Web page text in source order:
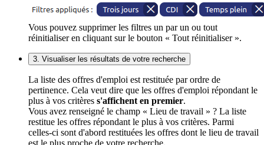
Vous pouvez supprimer les filtres un par un ou tout
réinitialiser en cliquant sur le bouton « Tout réinitialiser ».
3. Visualiser les résultats de votre recherche
La liste des offres d'emploi est restituée par ordre de
pertinence. Cela veut dire que les offres d'emploi répondant le
plus à vos critères s'affichent en premier.
Vous avez renseigné le champ « Lieu de travail » ? La liste
restitue les offres répondant le plus à vos critères. Parmi
celles-ci sont d'abord restituées les offres dont le lieu de travail
est le plus proche de votre recherche.